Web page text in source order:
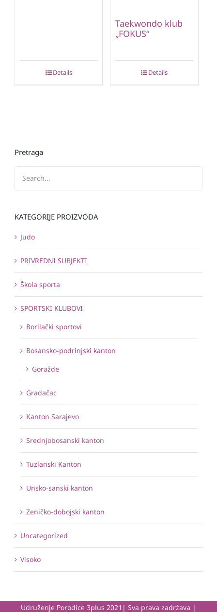
Details
Taekwondo klub
„FOKUS“
Details
Pretraga
KATEGORIJE PROIZVODA
Judo
PRIVREDNI SUBJEKTI
Škola sporta
SPORTSKI KLUBOVI
Borilački sportovi
Bosansko-podrinjski kanton
Goražde
Gradačac
Kanton Sarajevo
Srednjobosanski kanton
Tuzlanski Kanton
Unsko-sanski kanton
Zeničko-dobojski kanton
Uncategorized
Visoko
Udruženje Porodice 3plus 2021| Sva prava zadržava |